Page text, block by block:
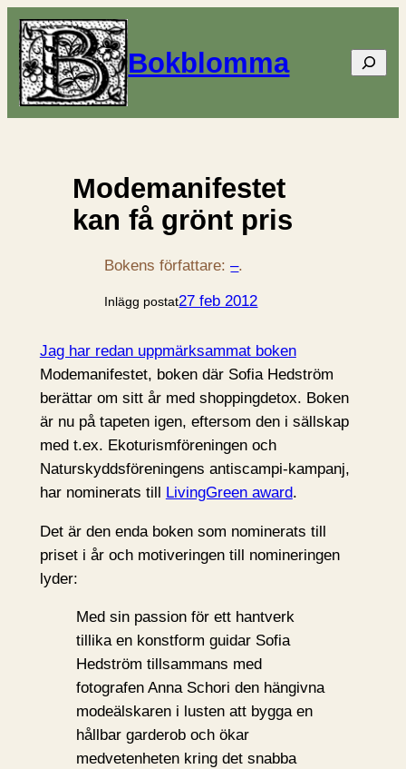
Bokblomma Sök
Modemanifestet
kan få grönt pris
Bokens författare:–.
Inlägg postat27 feb 2012
Jag har redan uppmärksammat boken
Modemanifestet, boken där Sofia Hedström
berättar om sitt år med shoppingdetox. Boken
är nu på tapeten igen, eftersom den i sällskap
med t.ex. Ekoturismföreningen och
Naturskyddsföreningens antiscampi-kampanj,
har nominerats till LivingGreen award.
Det är den enda boken som nominerats till
priset i år och motiveringen till nomineringen
lyder:
Med sin passion för ett hantverk
tillika en konstform guidar Sofia
Hedström tillsammans med
fotografen Anna Schori den hängivna
modeälskaren i lusten att bygga en
hållbar garderob och ökar
medvetenheten kring det snabba